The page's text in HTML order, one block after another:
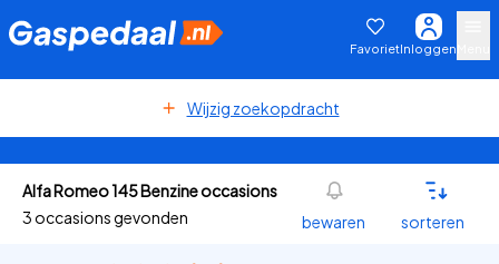
FavorietInloggen
Wijzig zoekopdracht
Alfa Romeo 145 Benzine occasions
3 occasions gevonden
bewaren sorteren